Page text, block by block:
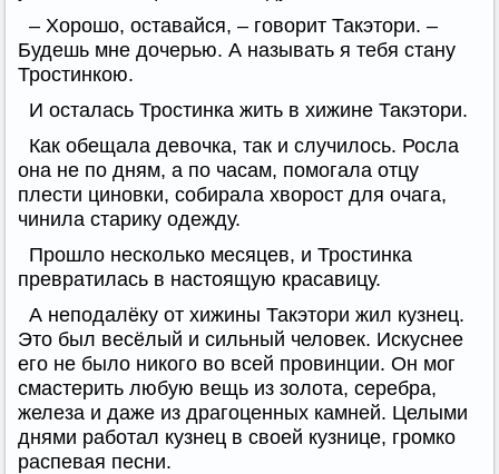
– Хорошо, оставайся, – говорит Такэтори. –
Будешь мне дочерью. А называть я тебя стану
Тростинкою.
И осталась Тростинка жить в хижине Такэтори.
Как обещала девочка, так и случилось. Росла
она не по дням, а по часам, помогала отцу
плести циновки, собирала хворост для очага,
чинила старику одежду.
Прошло несколько месяцев, и Тростинка
превратилась в настоящую красавицу.
А неподалёку от хижины Такэтори жил кузнец.
Это был весёлый и сильный человек. Искуснее
его не было никого во всей провинции. Он мог
смастерить любую вещь из золота, серебра,
железа и даже из драгоценных камней. Целыми
днями работал кузнец в своей кузнице, громко
распевая песни.